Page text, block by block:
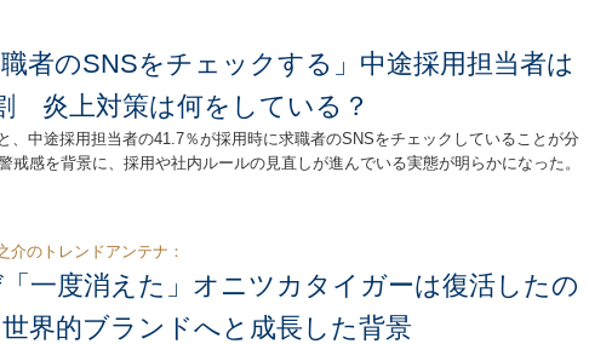
職者のSNSをチェックする」中途採用担当者は
炎上対策は何をしている？
、中途採用担当者の41.7％が採用時に求職者のSNSをチェックしていることが分
戒感を背景に、採用や社内ルールの見直しが進んでいる実態が明らかになった。
介のトレンドアンテナ：
一度消えた」オニツカタイガーは復活したの
界的ブランドへと成長した背景